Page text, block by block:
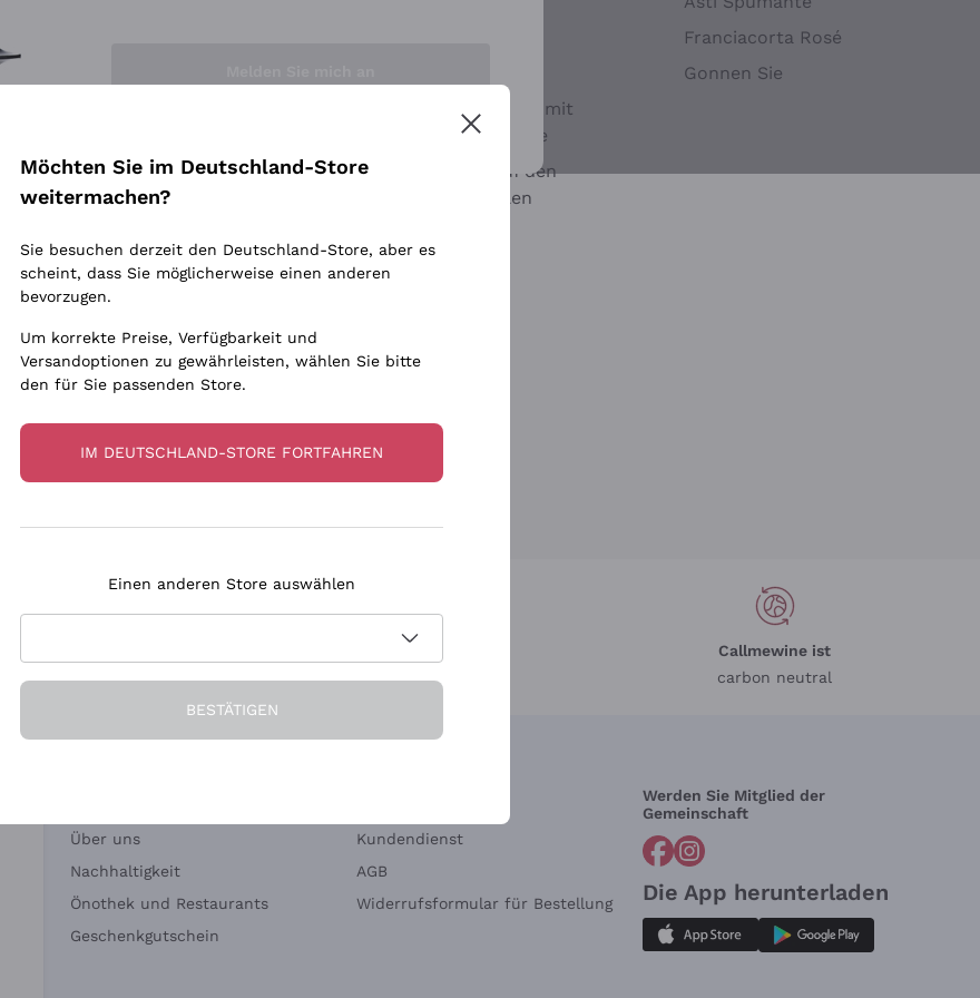
Ca' dei Frati
Biondi Santi
Quintarelli Giuseppe
Rinaldi Giuseppe
Egly Ouriet
Jacquesson
Agrapart
Ohne Sulfit oder mit
minimalen Sulfite
Maischung auf den
Traubenschalen
Franciacorta Rosé
Gonnen Sie
in Deutschland
in 3 Raten
Callmewine ist
carbon neutral
Über uns
Nachhaltigkeit
Önothek und Restaurants
Geschenkgutschein
Kundendienst
AGB
Widerrufsformular für Bestellung
Werden Sie Mitglied der
Gemeinschaft
Die App herunterladen
Möchten Sie im Deutschland-Store
weitermachen?
Sie besuchen derzeit den Deutschland-Store, aber es
scheint, dass Sie möglicherweise einen anderen
bevorzugen.
Um korrekte Preise, Verfügbarkeit und
Versandoptionen zu gewährleisten, wählen Sie bitte
den für Sie passenden Store.
IM DEUTSCHLAND-STORE FORTFAHREN
Einen anderen Store auswählen
BESTÄTIGEN